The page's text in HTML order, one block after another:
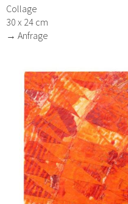
Collage
30 x 24 cm
→ Anfrage